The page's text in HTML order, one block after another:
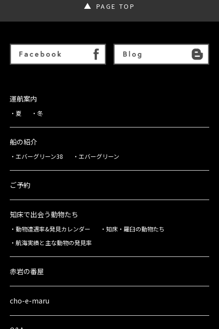
PAGE TOP
運航案内
夏 冬
船の紹介
エバーグリーン38 エバーグリーン
ご予約
知床で出会う動物たち
動物遭遇率&発見カレンダー
知床・羅臼の動物たち
航海実績と主な動物の発見率
赤岩の番屋
cho-e-maru